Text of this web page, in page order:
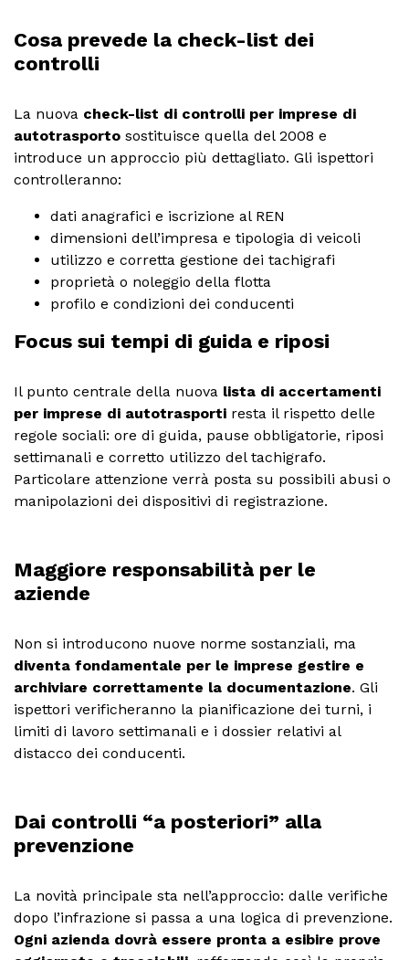
Cosa prevede la check-list dei
controlli
La nuova check-list di controlli per imprese di
autotrasporto sostituisce quella del 2008 e
introduce un approccio più dettagliato. Gli ispettori
controlleranno:
dati anagrafici e iscrizione al REN
dimensioni dell’impresa e tipologia di veicoli
utilizzo e corretta gestione dei tachigrafi
proprietà o noleggio della flotta
profilo e condizioni dei conducenti
Focus sui tempi di guida e riposi
Il punto centrale della nuova lista di accertamenti
per imprese di autotrasporti resta il rispetto delle
regole sociali: ore di guida, pause obbligatorie, riposi
settimanali e corretto utilizzo del tachigrafo.
Particolare attenzione verrà posta su possibili abusi o
manipolazioni dei dispositivi di registrazione.
Maggiore responsabilità per le
aziende
Non si introducono nuove norme sostanziali, ma
diventa fondamentale per le imprese gestire e
archiviare correttamente la documentazione. Gli
ispettori verificheranno la pianificazione dei turni, i
limiti di lavoro settimanali e i dossier relativi al
distacco dei conducenti.
Dai controlli “a posteriori” alla
prevenzione
La novità principale sta nell’approccio: dalle verifiche
dopo l’infrazione si passa a una logica di prevenzione.
Ogni azienda dovrà essere pronta a esibire prove